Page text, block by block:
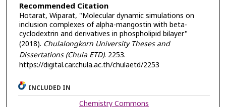
Recommended Citation
Hotarat, Wiparat, "Molecular dynamic simulations on
inclusion complexes of alpha-mangostin with beta-
cyclodextrin and derivatives in phospholipid bilayer"
(2018). Chulalongkorn University Theses and
Dissertations (Chula ETD). 2253.
https://digital.car.chula.ac.th/chulaetd/2253
INCLUDED IN
Chemistry Commons